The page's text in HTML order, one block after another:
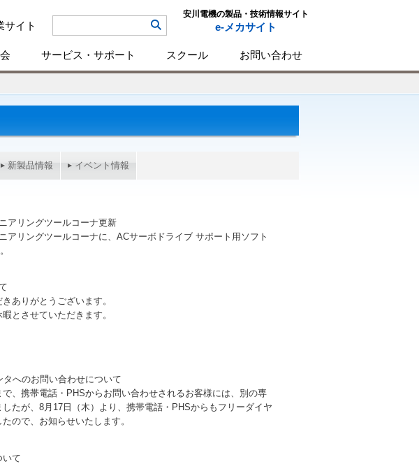
サイト
安川電機の製品・技術情報サイト
e-メカサイト
サービス・サポート スクール お問い合わせ
新製品情報 イベント情報
アリングツールコーナ更新
アリングツールコーナに、ACサーボドライブ サポート用ソフト
ありがとうございます。
とさせていただきます。
へのお問い合わせについて
、携帯電話・PHSからお問い合わせされるお客様には、別の専
たが、8月17日（木）より、携帯電話・PHSからもフリーダイヤ
ので、お知らせいたします。
いて